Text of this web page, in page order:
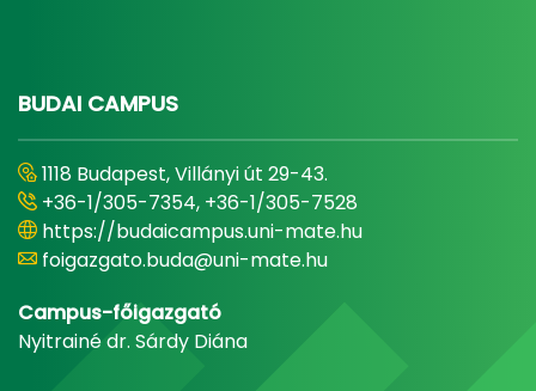
BUDAI CAMPUS
1118 Budapest, Villányi út 29-43.
+36-1/305-7354, +36-1/305-7528
https://budaicampus.uni-mate.hu
foigazgato.buda@uni-mate.hu
Campus-főigazgató
Nyitrainé dr. Sárdy Diána